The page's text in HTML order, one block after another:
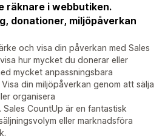
räknare i webbutiken.
donationer, miljöpåverkan
och visa din påverkan med Sales
hur mycket du donerar eller
mycket anpassningsbara
din miljöpåverkan genom att sälja
organisera
CountUp är en fantastisk
eller marknadsföra